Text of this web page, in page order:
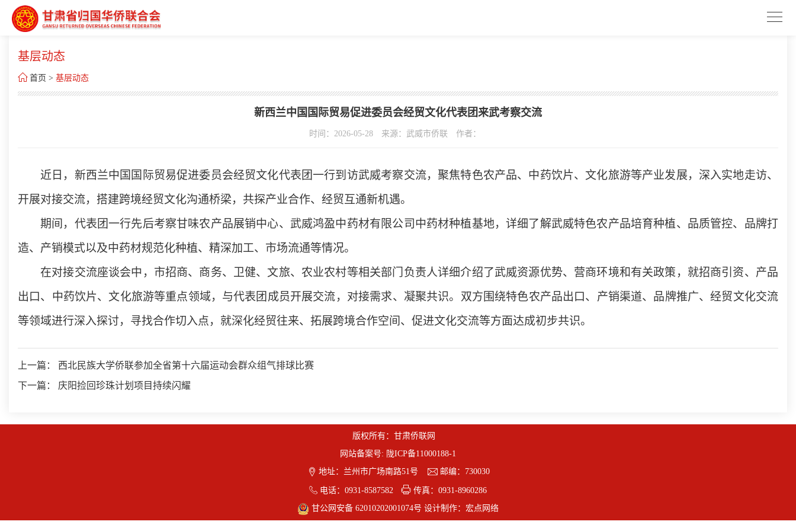
基层动态
 首页 > 基层动态
新西兰中国国际贸易促进委员会经贸文化代表团来武考察交流
时间：2026-05-28 来源：武威市侨联 作者：
近日，新西兰中国国际贸易促进委员会经贸文化代表团一行到访武威考察交流，聚焦特色农产品、中药饮片、文化旅游等产业发展，深入实地走访、
开展对接交流，搭建跨境经贸文化沟通桥梁，共探产业合作、经贸互通新机遇。
期间，代表团一行先后考察甘味农产品展销中心、武威鸿盈中药材有限公司中药材种植基地，详细了解武威特色农产品培育种植、品质管控、品牌打
造、产销模式以及中药材规范化种植、精深加工、市场流通等情况。
在对接交流座谈会中，市招商、商务、卫健、文旅、农业农村等相关部门负责人详细介绍了武威资源优势、营商环境和有关政策，就招商引资、产品
出口、中药饮片、文化旅游等重点领域，与代表团成员开展交流，对接需求、凝聚共识。双方围绕特色农产品出口、产销渠道、品牌推广、经贸文化交流
等领域进行深入探讨，寻找合作切入点，就深化经贸往来、拓展跨境合作空间、促进文化交流等方面达成初步共识。
上一篇： 西北民族大学侨联参加全省第十六届运动会群众组气排球比赛
下一篇： 庆阳捡回珍珠计划项目持续闪耀
版权所有：甘肃侨联网
网站备案号: 陇ICP备11000188-1
地址：兰州市广场南路51号  邮编：730030
电话：0931-8587582传真：0931-8960286
甘公网安备 62010202001074号 设计制作： 宏点网络